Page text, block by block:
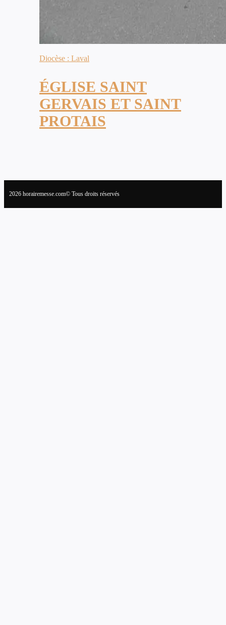
Diocèse : Laval
ÉGLISE SAINT
GERVAIS ET SAINT
PROTAIS
2026 horairemesse.com© Tous droits réservés